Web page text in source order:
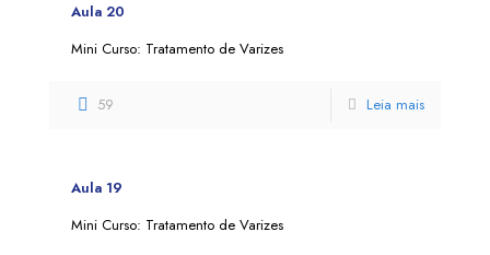
Aula 20
Mini Curso: Tratamento de Varizes
59 Leia mais
Aula 19
Mini Curso: Tratamento de Varizes